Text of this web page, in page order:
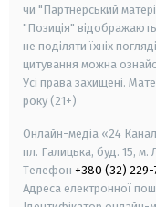
чи "Партнерський
"Позиція"
не поділяти їхніх
цитування можна
Усі права захищені.
року (21+)
Онлайн-медіа «24
пл. Галицька, буд. 15, м.
Телефон +380 (32) 229-
Адреса електронної